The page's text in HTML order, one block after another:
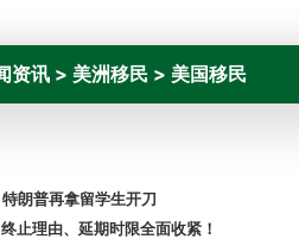
资讯 > 美洲移民 > 美国移民
朗普再拿留学生开刀
止理由、延期时限全面收紧！